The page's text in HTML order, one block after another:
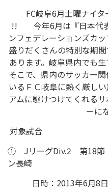
FC岐阜6月土曜ナイ
!! 今年6月は『日本代表
ンフェデレーションズ
盛りだくさんの特別な期
あります。岐阜県内でも
そこで、県内のサッカー
いるＦＣ岐阜に熱く厳し
アムに駆けつけてくれる
ーに
対象試合
① JリーグDiv.2 第18節
ン長崎
日時：2013年6月8日